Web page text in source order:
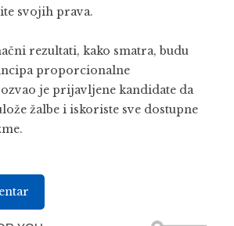
svojih prava.
rezultati, kako smatra, budu
proporcionalne
je prijavljene kandidate da
žalbe i iskoriste sve dostupne